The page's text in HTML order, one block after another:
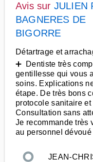
Avis sur JULIEN
BAGNERES DE
BIGORRE
Détartrage et
➕ Dentiste très
gentillesse qui vous
soins. Explications
étape. De très bons
protocole sanitaire
Consultation sans
Je recommande très
au personnel
JEAN-